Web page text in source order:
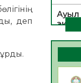
деп
Ауыл
тірегі
ЕЛ